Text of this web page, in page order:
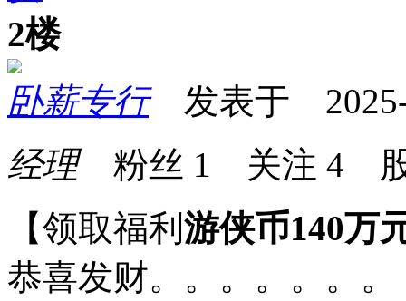
2楼
卧薪专行发表于 2025-
经理粉丝 1 关注 4
【领取福利 游侠币140万
恭喜发财。。。。。。。